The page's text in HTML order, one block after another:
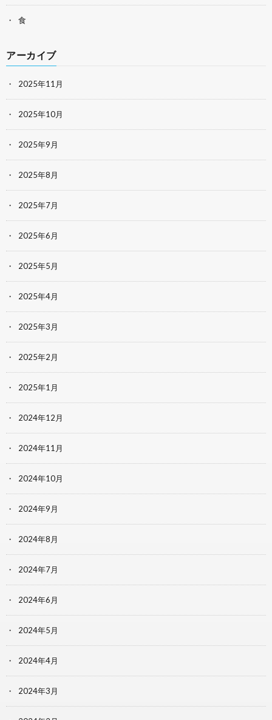
食
アーカイブ
2025年11月
2025年10月
2025年9月
2025年8月
2025年7月
2025年6月
2025年5月
2025年4月
2025年3月
2025年2月
2025年1月
2024年12月
2024年11月
2024年10月
2024年9月
2024年8月
2024年7月
2024年6月
2024年5月
2024年4月
2024年3月